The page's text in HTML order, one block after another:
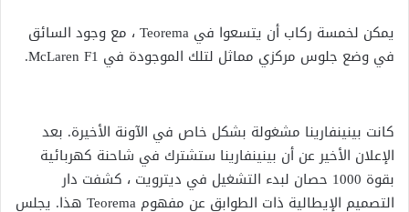
يمكن لخمسة ركاب أن يتسعوا في Teorema ، مع وجود السائق
في وضع جلوس مركزي مماثل لتلك الموجودة في McLaren F1.
كانت بينينفارينا مشغولة بشكل خاص في الآونة الأخيرة. بعد
الإعلان الأخير عن أن بينينفارينا ستشترك في شاحنة كهربائية
بقوة 1000 حصان لبدء التشغيل في ديترويت ، كشفت دار
التصميم الإيطالية ذات الطوابق عن مفهوم Teorema هذا. يجلس